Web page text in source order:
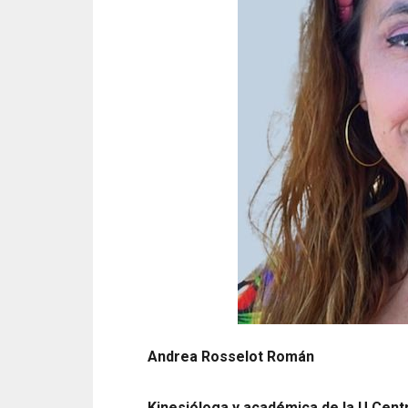
Andrea Rosselot Román